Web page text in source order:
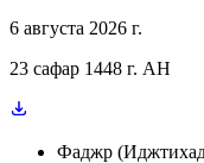
6 августа 2026 г.
23 сафар 1448 г. AH
Фаджр (